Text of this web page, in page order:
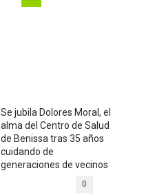
Se jubila Dolores Moral, el
alma del Centro de Salud
de Benissa tras 35 años
cuidando de
generaciones de vecinos
0